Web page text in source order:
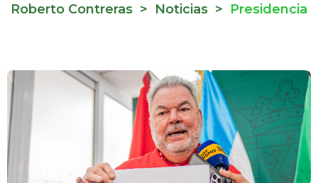
Roberto Contreras > Noticias > Presidencia